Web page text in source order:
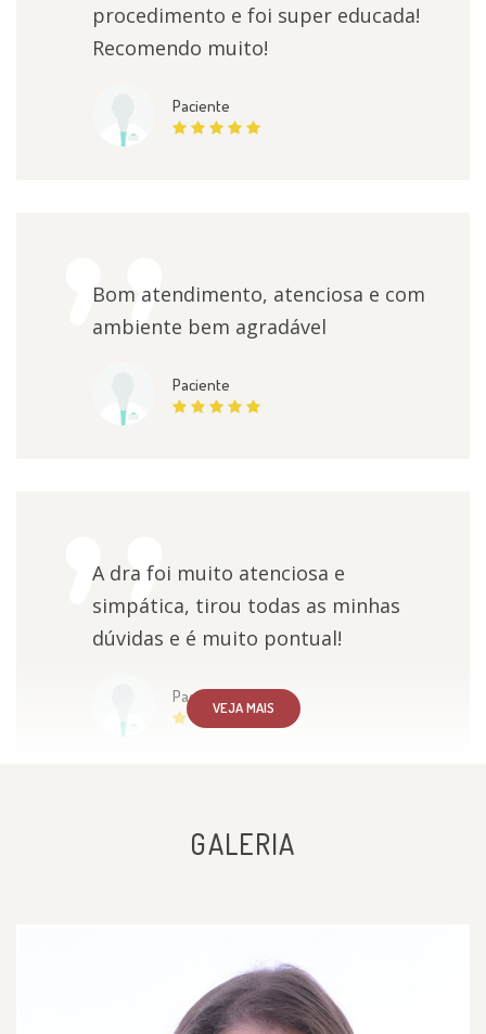
procedimento e foi super educada!
Recomendo muito!
Paciente
Bom atendimento, atenciosa e com
ambiente bem agradável
Paciente
A dra foi muito atenciosa e
simpática, tirou todas as minhas
dúvidas e é muito pontual!
Paciente
cuidadosa durante o
procedimento. Tirou todas as
VEJA MAIS
GALERIA